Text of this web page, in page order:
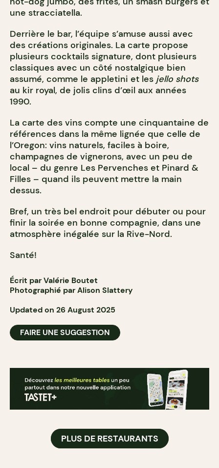
une stracciatella.
Derrière le bar, l’équipe s’amuse aussi avec
des créations originales. La carte propose
plusieurs cocktails signature, dont plusieurs
classiques avec un côté nostalgique bien
assumé, comme le appletini et les jello shots
au kir royal, de jolis clins d’œil aux années
1990.
La carte des vins compte une cinquantaine de
références dans la même lignée que celle de
l’Oregon: vins naturels, faciles à boire,
champagnes de vignerons, avec un peu de
local – du genre Les Pervenches et Pinard &
Filles – quand ils peuvent mettre la main
dessus.
Bref, un très bel endroit pour débuter ou pour
finir la soirée en bonne compagnie, dans une
atmosphère inégalée sur la Rive-Nord.
Santé!
Écrit par Valérie Boutet
Photographié par Alison Slattery
Updated on 26 August 2025
FAIRE UNE SUGGESTION
PLUS DE RESTAURANTS